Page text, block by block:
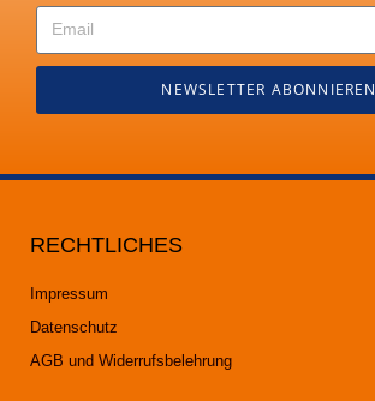
NEWSLETTER ABONNIEREN
RECHTLICHES
Impressum
Datenschutz
AGB und Widerrufsbelehrung